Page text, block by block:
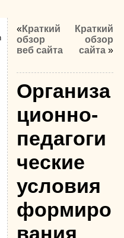
«Краткий
обзор
веб сайта
Краткий
обзор
сайта »
Организа
ционно-
педагоги
ческие
условия
формиро
вания